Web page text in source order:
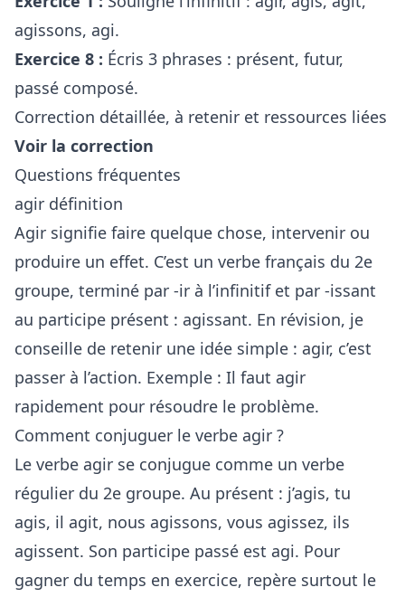
agissons, agi.
Exercice 8 : Écris 3 phrases : présent, futur,
passé composé.
Correction détaillée, à retenir et ressources liées
Voir la correction
Questions fréquentes
agir définition
Agir signifie faire quelque chose, intervenir ou
produire un effet. C’est un verbe français du 2e
groupe, terminé par -ir à l’infinitif et par -issant
au participe présent : agissant. En révision, je
conseille de retenir une idée simple : agir, c’est
passer à l’action. Exemple : Il faut agir
rapidement pour résoudre le problème.
Comment conjuguer le verbe agir ?
Le verbe agir se conjugue comme un verbe
régulier du 2e groupe. Au présent : j’agis, tu
agis, il agit, nous agissons, vous agissez, ils
agissent. Son participe passé est agi. Pour
gagner du temps en exercice, repère surtout le